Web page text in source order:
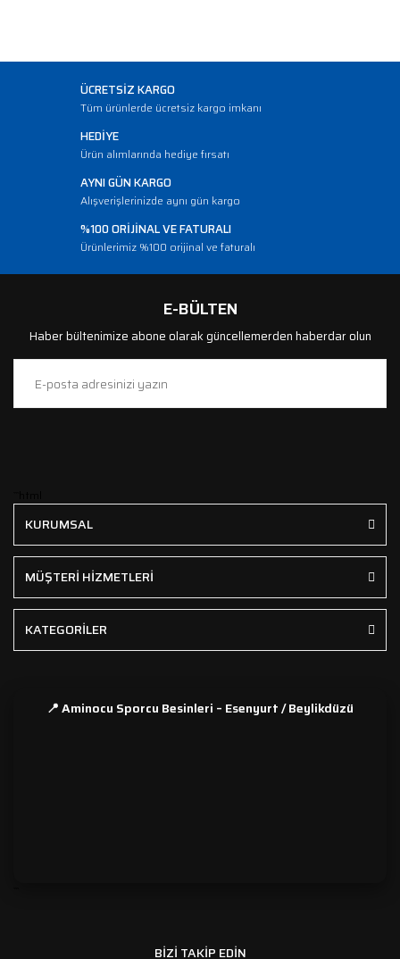
ÜCRETSİZ KARGO
Tüm ürünlerde ücretsiz kargo imkanı
HEDİYE
Ürün alımlarında hediye fırsatı
AYNI GÜN KARGO
Alışverişlerinizde aynı gün kargo
%100 ORİJİNAL VE FATURALI
Ürünlerimiz %100 orijinal ve faturalı
E-BÜLTEN
Haber bültenimize abone olarak güncellemerden haberdar olun
KURUMSAL
MÜŞTERİ HİZMETLERİ
KATEGORİLER
📍 Aminocu Sporcu Besinleri – Esenyurt / Beylikdüzü
BİZİ TAKİP EDİN